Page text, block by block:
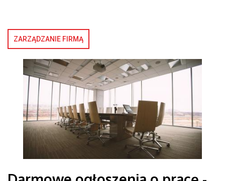
ZARZĄDZANIE FIRMĄ